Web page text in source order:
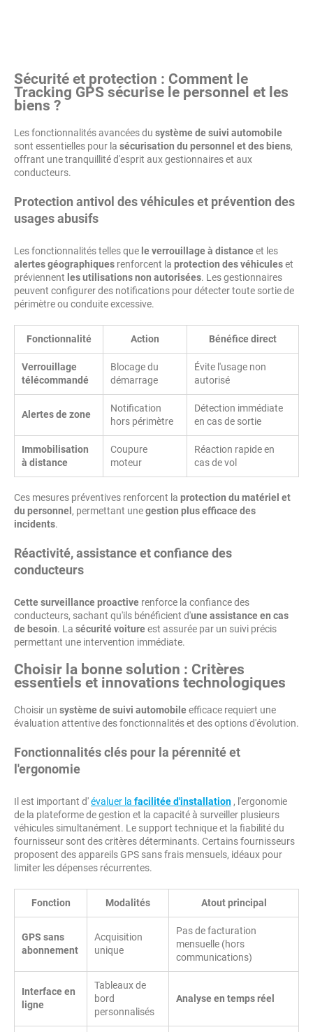
Sécurité et protection : Comment le
Tracking GPS sécurise le personnel et les
biens ?
Les fonctionnalités avancées du système de suivi automobile
sont essentielles pour la sécurisation du personnel et des biens,
offrant une tranquillité d'esprit aux gestionnaires et aux
conducteurs.
Protection antivol des véhicules et prévention des
usages abusifs
Les fonctionnalités telles que le verrouillage à distanceet les
alertes géographiques renforcent la protection des véhiculeset
préviennent les utilisations non autorisées. Les gestionnaires
peuvent configurer des notifications pour détecter toute sortie de
périmètre ou conduite excessive.
Fonctionnalité Action Bénéfice direct
Verrouillage
télécommandé
Blocage du
démarrage
Évite l'usage non
autorisé
Alertes de zone
Notification
hors périmètre
Détection immédiate
en cas de sortie
Immobilisation
à distance
Coupure
moteur
Réaction rapide en
cas de vol
Ces mesures préventives renforcent la protection du matériel et
du personnel , permettant unegestion plus efficace des
incidents.
Réactivité, assistance et confiance des
conducteurs
Cette surveillance proactive renforce la confiance des
conducteurs, sachant qu'ils bénéficient d'une assistance en cas
de besoin. La sécurité voitureest assurée par un suivi précis
permettant une intervention immédiate.
Choisir la bonne solution : Critères
essentiels et innovations technologiques
Choisir un système de suivi automobileefficace requiert une
évaluation attentive des fonctionnalités et des options d'évolution.
Fonctionnalités clés pour la pérennité et
l'ergonomie
Il est important d'évaluer la facilitée d'installation , l'ergonomie
de la plateforme de gestion et la capacité à surveiller plusieurs
véhicules simultanément. Le support technique et la fiabilité du
fournisseur sont des critères déterminants. Certains fournisseurs
proposent des appareils GPS sans frais mensuels, idéaux pour
limiter les dépenses récurrentes.
Fonction Modalités Atout principal
GPS sans
abonnement
Acquisition
unique
Pas de facturation
mensuelle (hors
communications)
Interface en
ligne
Tableaux de
bord
personnalisés
Analyse en temps réel